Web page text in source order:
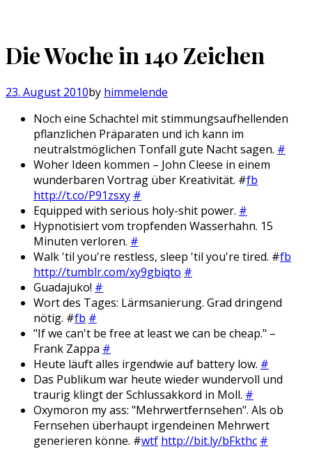
Die Woche in 140 Zeichen
23. August 2010by himmelende
Noch eine Schachtel mit stimmungsaufhellenden
pflanzlichen Präparaten und ich kann im
neutralstmöglichen Tonfall gute Nacht sagen. #
Woher Ideen kommen – John Cleese in einem
wunderbaren Vortrag über Kreativität. #fb
http://t.co/P91zsxy #
Equipped with serious holy-shit power. #
Hypnotisiert vom tropfenden Wasserhahn. 15
Minuten verloren. #
Walk 'til you're restless, sleep 'til you're tired. #fb
http://tumblr.com/xy9gbiqto #
Guadajuko! #
Wort des Tages: Lärmsanierung. Grad dringend
nötig. #fb #
"If we can't be free at least we can be cheap." –
Frank Zappa #
Heute läuft alles irgendwie auf battery low. #
Das Publikum war heute wieder wundervoll und
traurig klingt der Schlussakkord in Moll. #
Oxymoron my ass: "Mehrwertfernsehen". Als ob
Fernsehen überhaupt irgendeinen Mehrwert
generieren könne. #wtf http://bit.ly/bFkthc #